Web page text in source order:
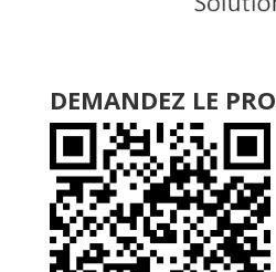
DEMANDEZ LE